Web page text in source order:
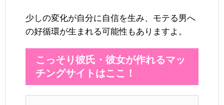
少しの変化が自分に自信を生み、モテる男へ
の好循環が生まれる可能性もありますよ。
こっそり彼氏・彼女が作れるマッ
チングサイトはここ！